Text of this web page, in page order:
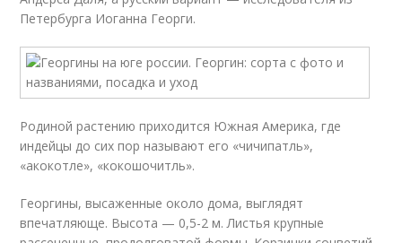
Петербурга Иоганна Георги.
Родиной растению приходится Южная Америка, где
индейцы до сих пор называют его «чичипатль»,
«акокотле», «кокошочитль».
Георгины, высаженные около дома, выглядят
впечатляюще. Высота — 0,5-2 м. Листья крупные